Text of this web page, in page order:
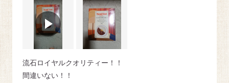
流石ロイヤルクオリティー！！
間違いない！！